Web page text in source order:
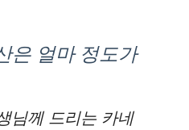
은 얼마 정도가
님께 드리는 카네